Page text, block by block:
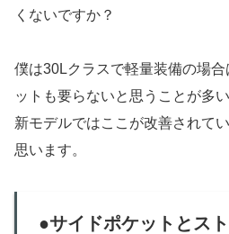
くないですか？
僕は30Lクラスで軽量装備の場
ットも要らないと思うことが多い
新モデルではここが改善されて
思います。
●サイドポケットとス